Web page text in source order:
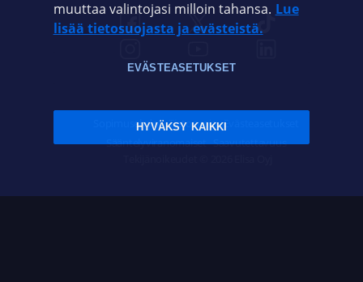
Sopimusehdot Tietosuoja Evästeasetukset
Sääntelyviranomaiset Saavutettavuus
muuttaa valintojasi milloin tahansa. Lue
lisää tietosuojasta ja evästeistä.
EVÄSTEASETUKSET
HYVÄKSY KAIKKI